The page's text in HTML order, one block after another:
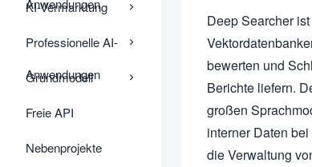
Anwendungen
KI-Vermarktung
Professionelle AI-
Anwendungen
Grundmodell
Freie API
Nebenprojekte
Deep Searcher
bewerten und
Berichte liefern.
großen
interner Daten
die Verwaltung